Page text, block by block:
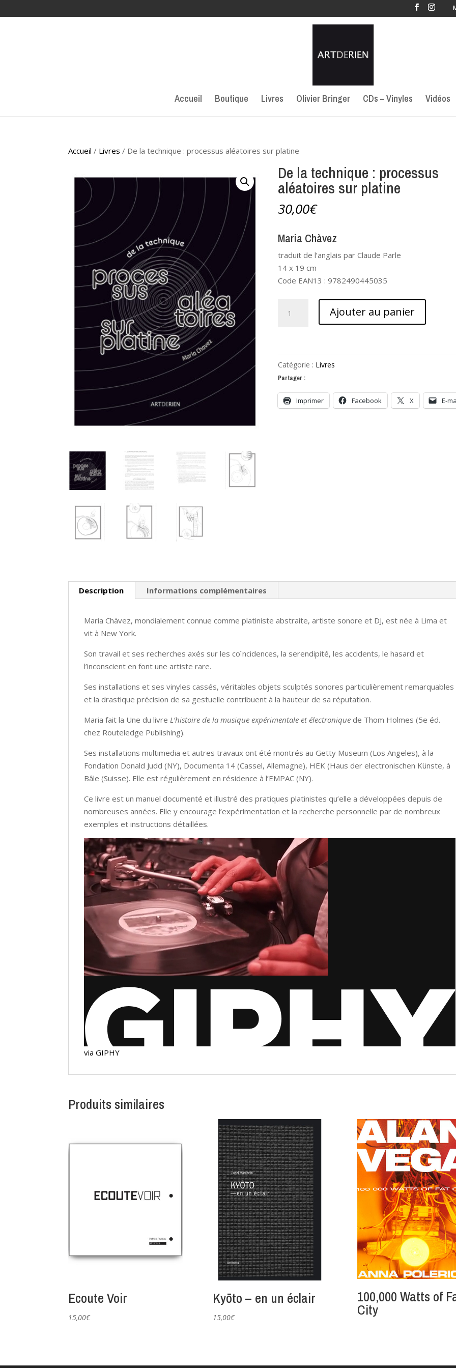
Accueil Boutique Livres Olivier Bringer CDs – Vinyles Vidéos
Accueil / Livres / De la technique : processus aléatoires sur platine
De la technique : processus
aléatoires sur platine
30,00€
Maria Chàvez
traduit de l’anglais par Claude Parle
14 x 19 cm
Code EAN13 : 9782490445035
technique
:
processus
aléatoires
sur
Ajouter au panier
Catégorie : Livres
Partager :
Imprimer Facebook X E-
Description Informations complémentaires
Maria Chàvez, mondialement connue comme platiniste abstraite, artiste sonore et DJ, est née à Lima et
vit à New York.
Son travail et ses recherches axés sur les coïncidences, la serendipité, les accidents, le hasard et
l’inconscient en font une artiste rare.
Ses installations et ses vinyles cassés, véritables objets sculptés sonores particulièrement remarquables
et la drastique précision de sa gestuelle contribuent à la hauteur de sa réputation.
Maria fait la Une du livreL’histoire de la musique expérimentale et électronique de Thom Holmes (5e éd.
chez Routeledge Publishing).
Ses installations multimedia et autres travaux ont été montrés au Getty Museum (Los Angeles), à la
Fondation Donald Judd (NY), Documenta 14 (Cassel, Allemagne), HEK (Haus der electronischen Künste, à
Bâle (Suisse). Elle est régulièrement en résidence à l’EMPAC (NY).
Ce livre est un manuel documenté et illustré des pratiques platinistes qu’elle a développées depuis de
nombreuses années. Elle y encourage l’expérimentation et la recherche personnelle par de nombreux
exemples et instructions détaillées.
via GIPHY
Produits similaires
Ecoute Voir
15,00€
Kyōto – en un éclair
15,00€
100,000 Watts of
City